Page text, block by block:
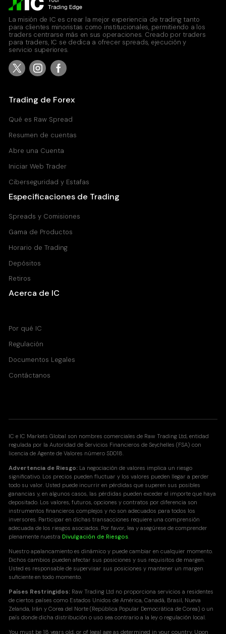
LTCUSD
Lite Coin vs United States Dollar CFD
1.05
1.06
NMCUSD
NameCoin vs United States Dollar CFD
PeerCoin vs United States Dollar CFD
0.184
XLMUSD
Stellar vs United States Dollar CFD
0.000
XRPUSD
Ripple vs United States Dollar CFD
0.001
Binance Smartchain vs United States Dollar CFD
Doge vs United States Dollar CFD
0.001
UNIUSD
Uniswap vs United States Dollar CFD
0.061
0.064
XTZUSD
Tezos vs United States Dollar CFD
0.003
0.026
La misión de IC es crear la mejor experiencia de trading tanto
para clientes minoristas como institucionales, permitiendo a los
traders centrarse más en sus operaciones. Creado por traders
para traders, IC se dedica a ofrecer spreads, ejecución y
servicio superiores.
Trading de Forex
Qué es Raw Spread
Resumen de cuentas
Abre una Cuenta
Iniciar Web Trader
Ciberseguridad y Estafas
Especificaciones de Trading
Spreads y Comisiones
Gama de Productos
Horario de Trading
Depósitos
Retiros
Acerca de IC
Por qué IC
Regulación
Documentos Legales
Contáctanos
IC e IC Markets Global son nombres comerciales de Raw Trading Ltd, entidad
regulada por la Autoridad de Servicios Financieros de Seychelles (FSA) con
licencia de Agente de Valores número SD018.
Advertencia de Riesgo: La negociación de valores implica un riesgo
significativo. Los precios pueden fluctuar y los valores pueden llegar a perder
todo su valor. Usted puede incurrir en pérdidas que superen sus posibles
ganancias y, en algunos casos, las pérdidas pueden exceder el importe que haya
depositado. Los valores, futuros, opciones y contratos por diferencia son
instrumentos financieros complejos y no son adecuados para todos los
inversores. Participar en dichas transacciones requiere una comprensión
adecuada de los riesgos asociados. Por favor, lea y asegúrese de comprender
plenamente nuestraDivulgación de Riesgos.
Nuestro apalancamiento es dinámico y puede cambiar en cualquier momento.
Dichos cambios pueden afectar sus posiciones y sus requisitos de margen.
Usted es responsable de supervisar sus posiciones y mantener un margen
suficiente en todo momento.
Países Restringidos: Raw Trading Ltd no proporciona servicios a residentes
de ciertos países como Estados Unidos de América, Canadá, Brasil, Nueva
Zelanda, Irán y Corea del Norte (República Popular Democrática de Corea) o un
país donde dicha distribución o uso sea contrario a la ley o regulación local.
You must be 18 years old, or of legal age as determined in your country. Upon